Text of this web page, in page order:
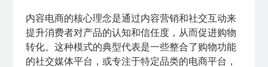
内容电商的核心理念是通过内容营销和社交互动来
提升消费者对产品的认知和信任度，从而促进购物
转化。这种模式的典型代表是一些整合了购物功能
的社交媒体平台，或专注于特定品类的电商平台，